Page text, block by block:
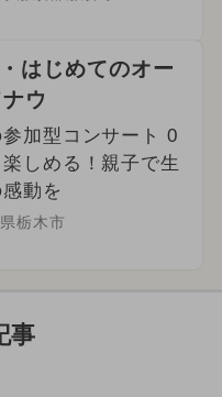
はじめてのオー
ウ
加型コンサート 0
しめる！親子で生
動を
栃木市
事